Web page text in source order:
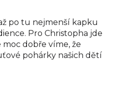
po tu nejmenší kapku
Pro Christopha jde
dobře víme, že
pohárky našich dětí